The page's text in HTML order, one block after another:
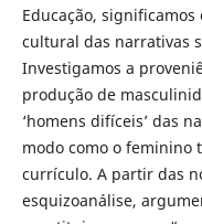
Educação, significamos
cultural das narrativas
Investigamos a
produção de
‘homens difíceis’ das
modo como o feminino
currículo. A partir das
esquizoanálise,